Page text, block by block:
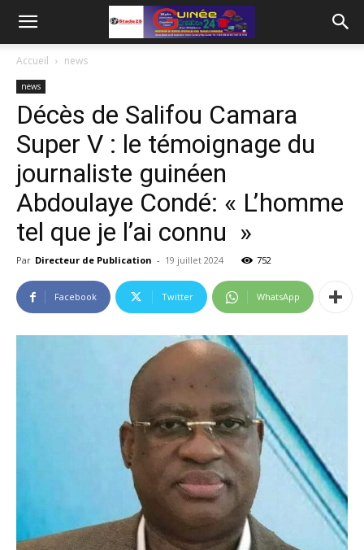
Accueil news
news
Décès de Salifou Camara
Super V : le témoignage du
journaliste guinéen
Abdoulaye Condé: « L’homme
tel que je l’ai connu »
Par Directeur de Publication - 19 juillet 2024 752
Facebook Twitter WhatsApp